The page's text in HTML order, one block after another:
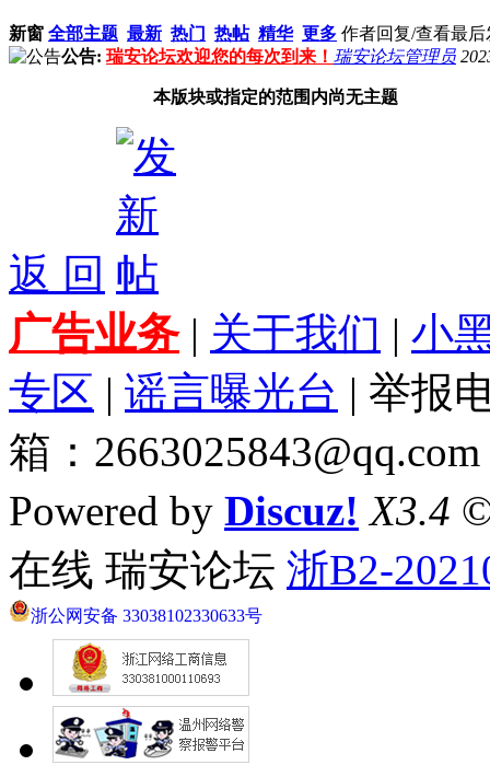
新窗 全部主题 最新 热门 热帖 精华 更多 作者回复/查看最后
公告: 瑞安论坛欢迎您的每次到来！ 瑞安论坛管理员
本版块或指定的范围内尚无主题
返 回
广告业务| 关于我们 | 小
专区 | 谣言曝光台 | 举报
箱：2663025843@qq.com
Powered by Discuz! X3.4
在线 瑞安论坛 浙B2-
浙公网安备 33038102330633号